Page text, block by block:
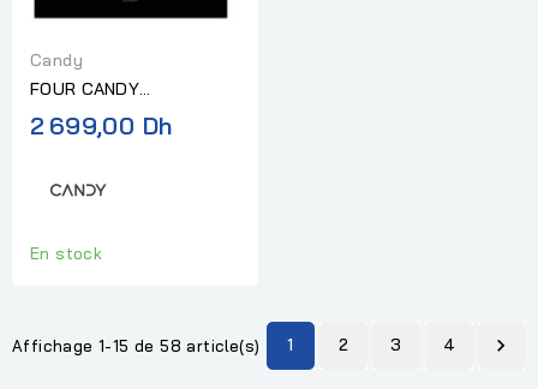
Candy
FOUR CANDY
ELECTRIQUE
MULTIFONCTION INOX
2 699,00 Dh
En stock
Affichage 1-15 de 58 article(s) 1 2 3 4 